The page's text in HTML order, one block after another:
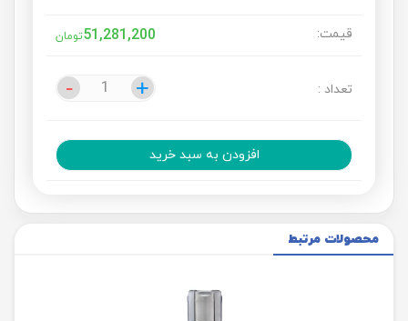
قیمت: 51,281,200تومان
تعداد : +
- +
-
افزودن به سبد خرید
محصولات مرتبط